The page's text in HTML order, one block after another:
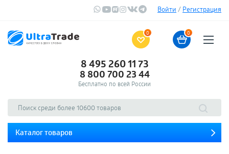
Войти / Регистрация
0 0
8 495 260 11 73
8 800 700 23 44
Бесплатно по всей России
Каталог товаров